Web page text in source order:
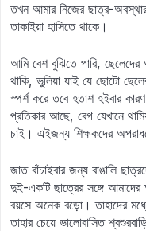
তখন আমার নিজের ছাত্র-অবস্থার
তাকাইয়া হাসিতে থাকে।
আমি বেশ বুঝিতে পারি, ছেলেদের
থাকি, ভুলিয়া যাই যে ছোটো
স্পর্শ করে তবে হতাশ হইবার
প্রতিকার আছে, বেগ যেখানে
চাই। এইজন্য শিক্ষকদের
জাত বাঁচাইবার জন্য বাঙালি
দুই-একটি ছাত্রের সঙ্গে
বয়সে অনেক বড়ো। তাহাদের
তাহার চেয়ে ভালোবাসিত